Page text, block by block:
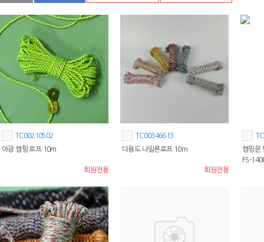
TC00210502
야광 캠핑 로프 10m
회원전용
TC00346613
다용도 나일론로프 10m
회원전용
캠핑문
FS-